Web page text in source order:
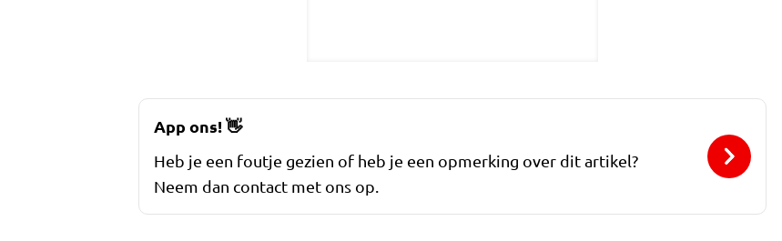
App ons!👋
Heb je een foutje gezien of heb je een opmerking over dit artikel?
Neem dan contact met ons op.